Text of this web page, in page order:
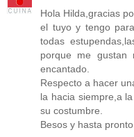
Hola Hilda,gracias
el tuyo y tengo
todas
porque me gustan
encantado.
Respecto a hacer
la hacia siempre,a
su costumbre.
Besos y hasta pronto.